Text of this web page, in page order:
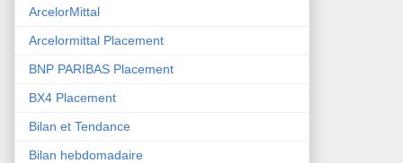
ArcelorMittal
Arcelormittal Placement
BNP PARIBAS Placement
BX4 Placement
Bilan et Tendance
Bilan hebdomadaire